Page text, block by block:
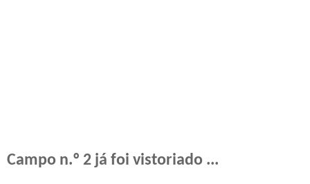
Campo n.º 2 já foi vistoriado ...